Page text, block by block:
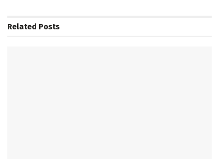
penuh semangat dan kekeluargaan sejak awal kegiatan
Related Posts